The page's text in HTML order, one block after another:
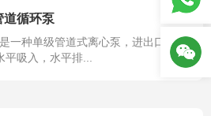
道循环泵
一种单级管道式离心泵，进出口径一
平吸入，水平排...